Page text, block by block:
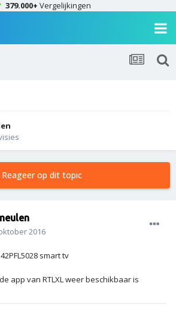
379.000+ Vergelijkingen
Reageer op dit topic
2016
smart tv
app van RTLXL weer beschikbaar is